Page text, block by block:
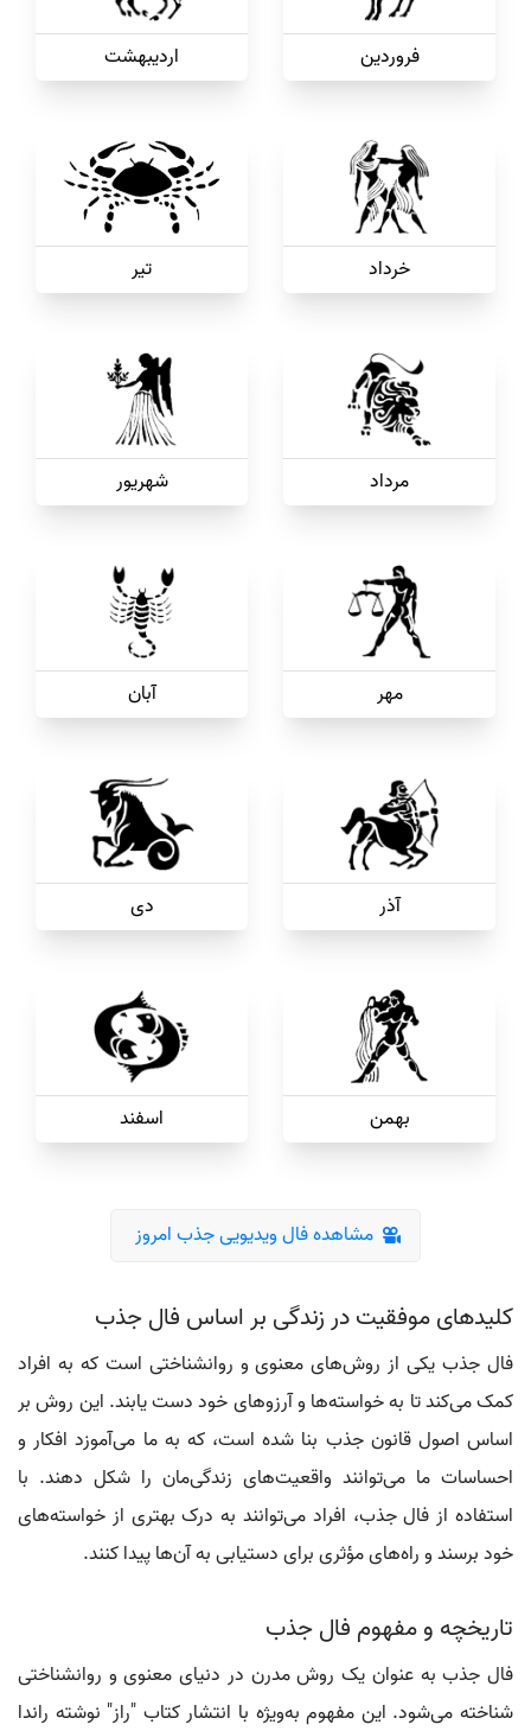
فروردین اردیبهشت
خرداد تیر
مرداد شهریور
مهر آبان
آذر دی
بهمن اسفند
مشاهده فال ویدیویی جذب امروز
کلیدهای موفقیت در زندگی بر اساس فال جذب
فال جذب یکی از روش‌های معنوی و روانشناختی است که به افراد
کمک می‌کند تا به خواسته‌ها و آرزوهای خود دست یابند. این روش بر
اساس اصول قانون جذب بنا شده است، که به ما می‌آموزد افکار و
احساسات ما می‌توانند واقعیت‌های زندگی‌مان را شکل دهند. با
استفاده از فال جذب، افراد می‌توانند به درک بهتری از خواسته‌های
خود برسند و راه‌های مؤثری برای دستیابی به آن‌ها پیدا کنند.
تاریخچه و مفهوم فال جذب
فال جذب به عنوان یک روش مدرن در دنیای معنوی و روانشناختی
شناخته می‌شود. این مفهوم به‌ویژه با انتشار کتاب "راز" نوشته راندا